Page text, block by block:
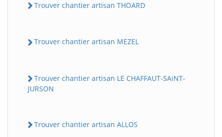
Trouver chantier artisan THOARD
Trouver chantier artisan MEZEL
Trouver chantier artisan LE CHAFFAUT-SAiNT-
JURSON
Trouver chantier artisan ALLOS